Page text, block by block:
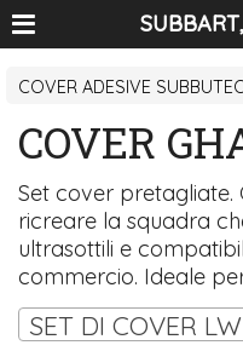
COVER ADESIVE
COVER
Set cover pretagliate.
ricreare la squadra
ultrasottili e
commercio. Ideale